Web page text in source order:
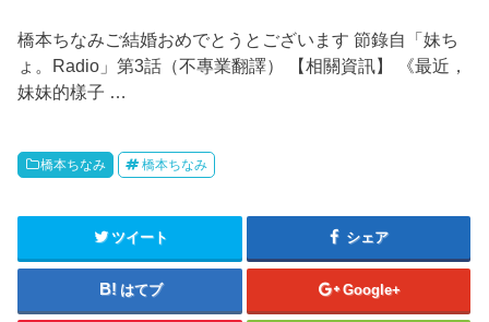
橋本ちなみご結婚おめでとうとございます 節錄自「妹ち
ょ。Radio」第3話（不專業翻譯） 【相關資訊】 《最近，
妹妹的樣子 …
橋本ちなみ 橋本ちなみ
ツイート シェア
はてブ Google+